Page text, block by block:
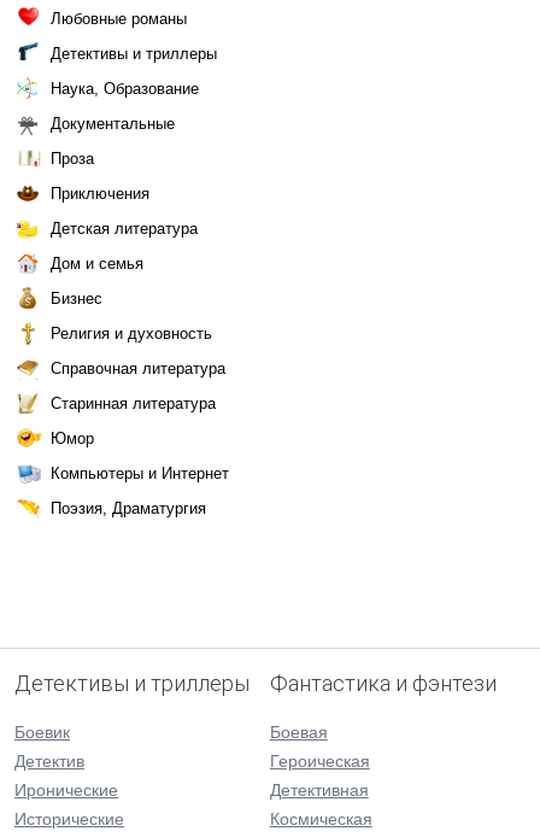
Любовные романы
Детективы и триллеры
Наука, Образование
Документальные
Проза
Приключения
Детская литература
Дом и семья
Бизнес
Религия и духовность
Справочная литература
Старинная литература
Юмор
Компьютеры и Интернет
Поэзия, Драматургия
Детективы и триллеры
Боевик
Детектив
Иронические
Исторические
Фантастика и фэнтези
Боевая
Героическая
Детективная
Космическая